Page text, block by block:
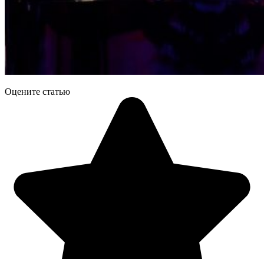
Оцените статью